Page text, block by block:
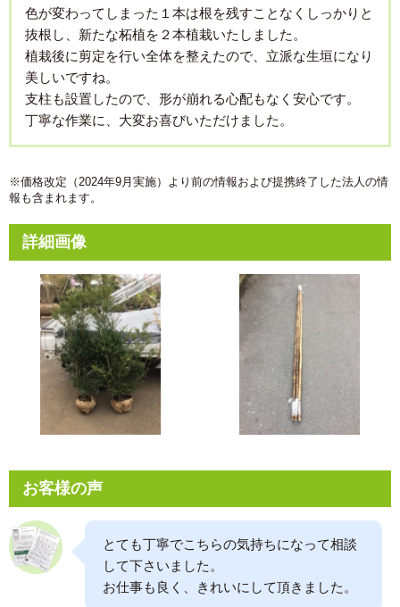
色が変わってしまった１本は根を残すことなくしっかりと
抜根し、新たな柘植を２本植栽いたしました。
植栽後に剪定を行い全体を整えたので、立派な生垣になり
美しいですね。
支柱も設置したので、形が崩れる心配もなく安心です。
丁寧な作業に、大変お喜びいただけました。
※価格改定（2024年9月実施）より前の情報および提携終了した法人の情
報も含まれます。
詳細画像
お客様の声
とても丁寧でこちらの気持ちになって相談
して下さいました。
お仕事も良く、きれいにして頂きました。